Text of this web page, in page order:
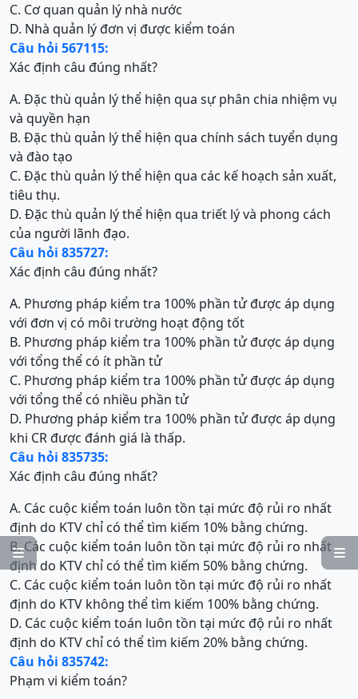


C. Cơ quan quản lý nhà nước
D. Nhà quản lý đơn vị được kiểm toán
Câu hỏi 567115:
Xác định câu đúng nhất?
A. Đặc thù quản lý thể hiện qua sự phân chia nhiệm vụ
và quyền hạn
B. Đặc thù quản lý thể hiện qua chính sách tuyển dụng
và đào tạo
C. Đặc thù quản lý thể hiện qua các kế hoạch sản xuất,
tiêu thụ.
D. Đặc thù quản lý thể hiện qua triết lý và phong cách
của người lãnh đạo.
Câu hỏi 835727:
Xác định câu đúng nhất?
A. Phương pháp kiểm tra 100% phần tử được áp dụng
với đơn vị có môi trường hoạt động tốt
B. Phương pháp kiểm tra 100% phần tử được áp dụng
với tổng thể có ít phần tử
C. Phương pháp kiểm tra 100% phần tử được áp dụng
với tổng thể có nhiều phần tử
D. Phương pháp kiểm tra 100% phần tử được áp dụng
khi CR được đánh giá là thấp.
Câu hỏi 835735:
Xác định câu đúng nhất?
A. Các cuộc kiểm toán luôn tồn tại mức độ rủi ro nhất
định do KTV chỉ có thể tìm kiếm 10% bằng chứng.
B. Các cuộc kiểm toán luôn tồn tại mức độ rủi ro nhất
định do KTV chỉ có thể tìm kiếm 50% bằng chứng.
C. Các cuộc kiểm toán luôn tồn tại mức độ rủi ro nhất
định do KTV không thể tìm kiếm 100% bằng chứng.
D. Các cuộc kiểm toán luôn tồn tại mức độ rủi ro nhất
định do KTV chỉ có thể tìm kiếm 20% bằng chứng.
Câu hỏi 835742:
Phạm vi kiểm toán?